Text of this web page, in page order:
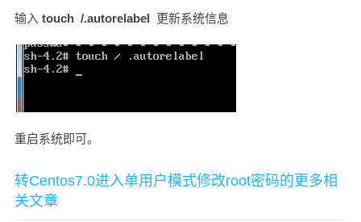
输入 touch /.autorelabel 更新系统信息
重启系统即可。
转Centos7.0进入单用户模式修改root密码的更多相
关文章